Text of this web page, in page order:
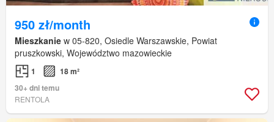
950 zł/month
Mieszkanie w 05-820, Osiedle Warszawskie, Powiat
pruszkowski, Województwo mazowieckie
1
18 m²
30+ dni temu
RENTOLA